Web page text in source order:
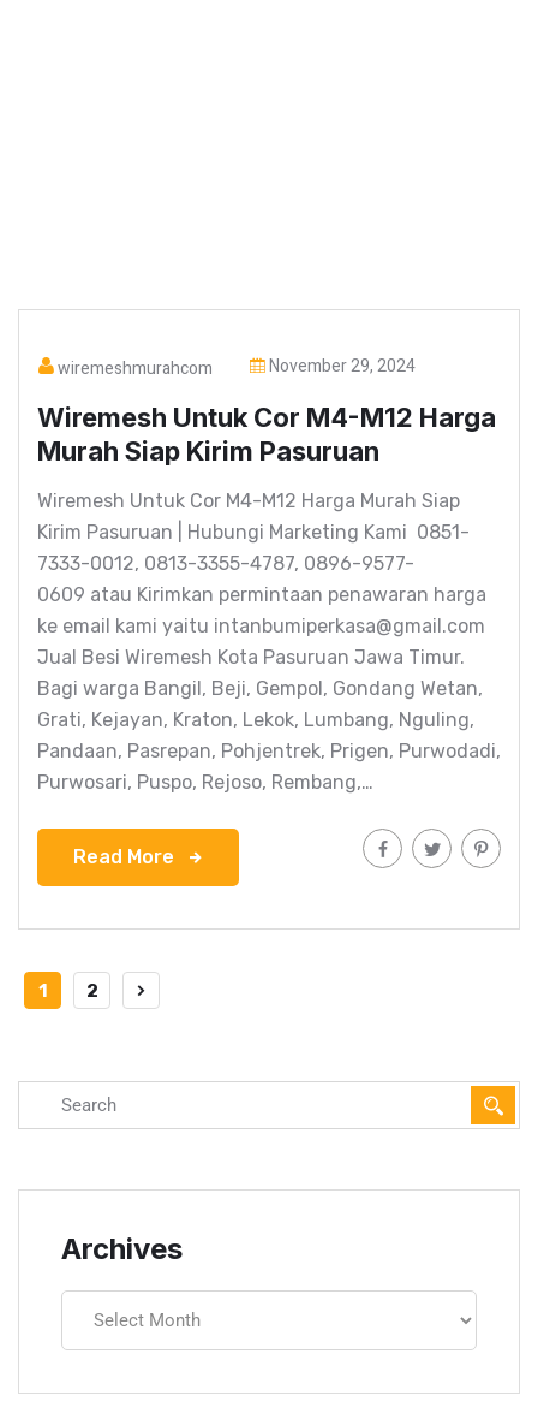
wiremeshmurahcom November 29, 2024
Wiremesh Untuk Cor M4-M12 Harga
Murah Siap Kirim Pasuruan
Wiremesh Untuk Cor M4-M12 Harga Murah Siap
Kirim Pasuruan | Hubungi Marketing Kami 0851-
7333-0012, 0813-3355-4787, 0896-9577-
0609 atau Kirimkan permintaan penawaran harga
ke email kami yaitu intanbumiperkasa@gmail.com
Jual Besi Wiremesh Kota Pasuruan Jawa Timur.
Bagi warga Bangil, Beji, Gempol, Gondang Wetan,
Grati, Kejayan, Kraton, Lekok, Lumbang, Nguling,
Pandaan, Pasrepan, Pohjentrek, Prigen, Purwodadi,
Purwosari, Puspo, Rejoso, Rembang,…
Read More
1 2
Archives